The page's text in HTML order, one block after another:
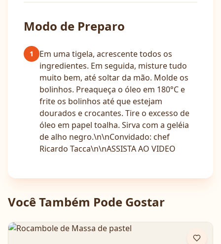
Modo de Preparo
1
Em uma tigela, acrescente todos os
ingredientes. Em seguida, misture tudo
muito bem, até soltar da mão. Molde os
bolinhos. Preaqueça o óleo em 180°C e
frite os bolinhos até que estejam
dourados e crocantes. Tire o excesso de
óleo em papel toalha. Sirva com a geléia
de alho negro.\n\nConvidado: chef
Ricardo Tacca\n\nASSISTA AO VIDEO
Você Também Pode Gostar